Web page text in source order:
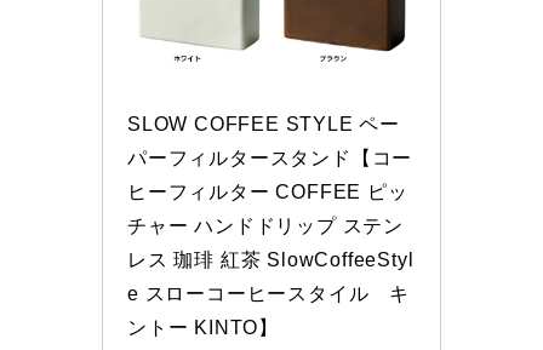
SLOW COFFEE STYLE ペー
パーフィルタースタンド【コー
ヒーフィルター COFFEE ピッ
チャー ハンドドリップ ステン
レス 珈琲 紅茶 SlowCoffeeStyl
e スローコーヒースタイル　キ
ントー KINTO】